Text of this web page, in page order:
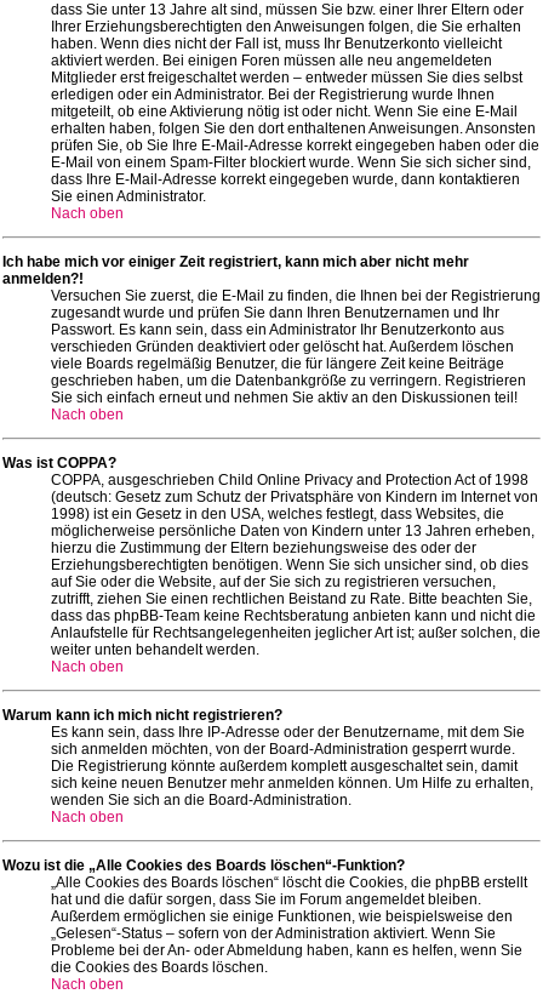
dass Sie unter 13 Jahre alt sind, müssen Sie bzw. einer Ihrer Eltern oder
Ihrer Erziehungsberechtigten den Anweisungen folgen, die Sie erhalten
haben. Wenn dies nicht der Fall ist, muss Ihr Benutzerkonto vielleicht
aktiviert werden. Bei einigen Foren müssen alle neu angemeldeten
Mitglieder erst freigeschaltet werden – entweder müssen Sie dies selbst
erledigen oder ein Administrator. Bei der Registrierung wurde Ihnen
mitgeteilt, ob eine Aktivierung nötig ist oder nicht. Wenn Sie eine E-Mail
erhalten haben, folgen Sie den dort enthaltenen Anweisungen. Ansonsten
prüfen Sie, ob Sie Ihre E-Mail-Adresse korrekt eingegeben haben oder die
E-Mail von einem Spam-Filter blockiert wurde. Wenn Sie sich sicher sind,
dass Ihre E-Mail-Adresse korrekt eingegeben wurde, dann kontaktieren
Sie einen Administrator.
Nach oben
Ich habe mich vor einiger Zeit registriert, kann mich aber nicht mehr
anmelden?!
Versuchen Sie zuerst, die E-Mail zu finden, die Ihnen bei der Registrierung
zugesandt wurde und prüfen Sie dann Ihren Benutzernamen und Ihr
Passwort. Es kann sein, dass ein Administrator Ihr Benutzerkonto aus
verschieden Gründen deaktiviert oder gelöscht hat. Außerdem löschen
viele Boards regelmäßig Benutzer, die für längere Zeit keine Beiträge
geschrieben haben, um die Datenbankgröße zu verringern. Registrieren
Sie sich einfach erneut und nehmen Sie aktiv an den Diskussionen teil!
Nach oben
Was ist COPPA?
COPPA, ausgeschrieben Child Online Privacy and Protection Act of 1998
(deutsch: Gesetz zum Schutz der Privatsphäre von Kindern im Internet von
1998) ist ein Gesetz in den USA, welches festlegt, dass Websites, die
möglicherweise persönliche Daten von Kindern unter 13 Jahren erheben,
hierzu die Zustimmung der Eltern beziehungsweise des oder der
Erziehungsberechtigten benötigen. Wenn Sie sich unsicher sind, ob dies
auf Sie oder die Website, auf der Sie sich zu registrieren versuchen,
zutrifft, ziehen Sie einen rechtlichen Beistand zu Rate. Bitte beachten Sie,
dass das phpBB-Team keine Rechtsberatung anbieten kann und nicht die
Anlaufstelle für Rechtsangelegenheiten jeglicher Art ist; außer solchen, die
weiter unten behandelt werden.
Nach oben
Warum kann ich mich nicht registrieren?
Es kann sein, dass Ihre IP-Adresse oder der Benutzername, mit dem Sie
sich anmelden möchten, von der Board-Administration gesperrt wurde.
Die Registrierung könnte außerdem komplett ausgeschaltet sein, damit
sich keine neuen Benutzer mehr anmelden können. Um Hilfe zu erhalten,
wenden Sie sich an die Board-Administration.
Nach oben
Wozu ist die „Alle Cookies des Boards löschen“-Funktion?
„Alle Cookies des Boards löschen“ löscht die Cookies, die phpBB erstellt
hat und die dafür sorgen, dass Sie im Forum angemeldet bleiben.
Außerdem ermöglichen sie einige Funktionen, wie beispielsweise den
„Gelesen“-Status – sofern von der Administration aktiviert. Wenn Sie
Probleme bei der An- oder Abmeldung haben, kann es helfen, wenn Sie
die Cookies des Boards löschen.
Nach oben